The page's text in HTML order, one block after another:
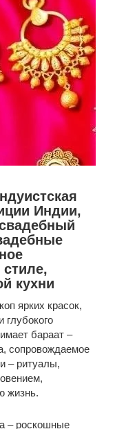
Индии,
кухни
ярких красок,
бараат –
сопровождаемое
– ритуалы,
жизнь.
– роскошные